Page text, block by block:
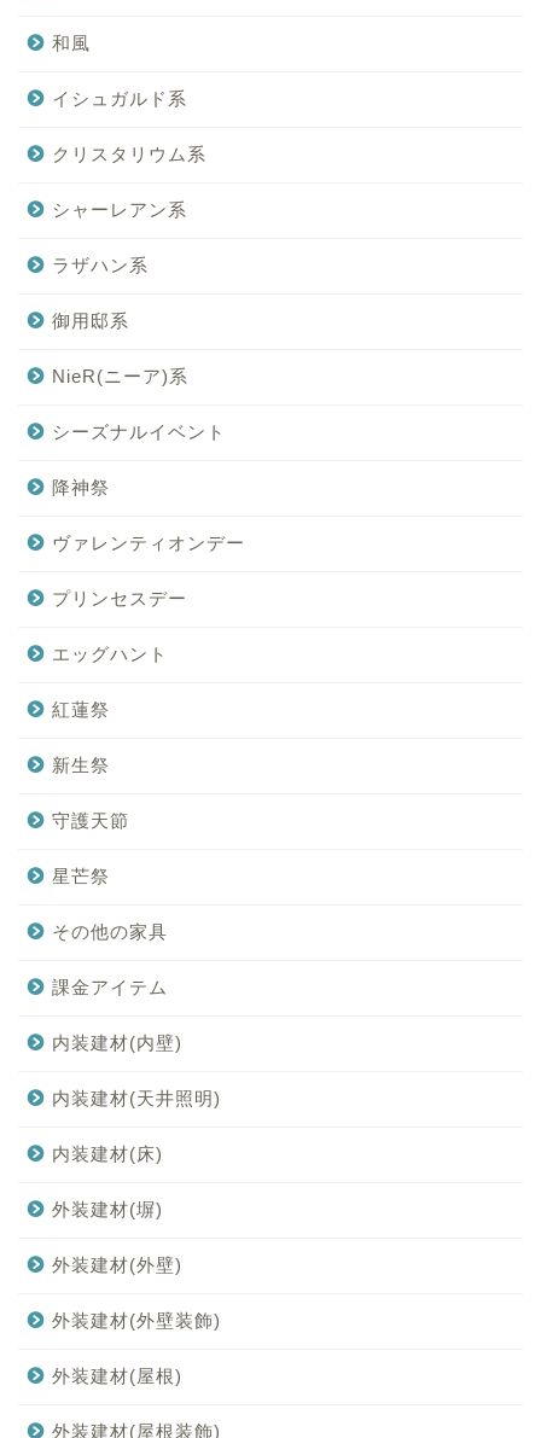
和風
イシュガルド系
クリスタリウム系
シャーレアン系
ラザハン系
御用邸系
NieR(ニーア)系
シーズナルイベント
降神祭
ヴァレンティオンデー
プリンセスデー
エッグハント
紅蓮祭
新生祭
守護天節
星芒祭
その他の家具
課金アイテム
内装建材(内壁)
内装建材(天井照明)
内装建材(床)
外装建材(塀)
外装建材(外壁)
外装建材(外壁装飾)
外装建材(屋根)
外装建材(屋根装飾)